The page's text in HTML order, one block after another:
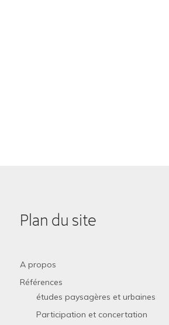
Plan du site
A propos
Références
études paysagères et urbaines
Participation et concertation